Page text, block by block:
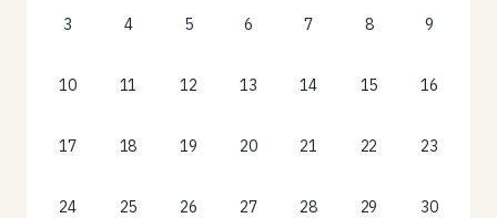
3 4 5 6 7 8 9
10 11 12 13 14 15 16
17 18 19 20 21 22 23
24 25 26 27 28 29 30